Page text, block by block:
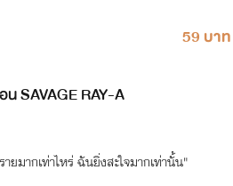
59 บาท
SAVAGE RAY-A
ยมากเท่าไหร่ ฉันยิ่งสะใจมากเท่านั้น"